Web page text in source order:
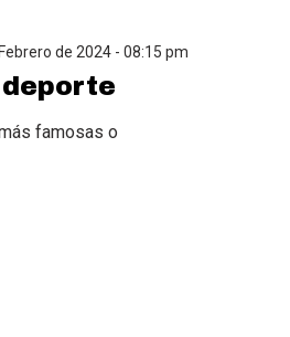
de 2024 - 08:15 pm
famosas o